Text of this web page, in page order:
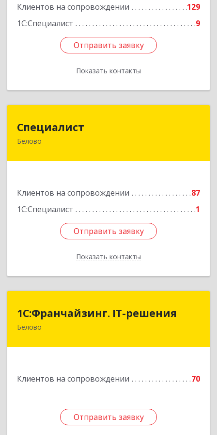
Клиентов на сопровождении
129
1С:Специалист
9
Отправить заявку
Показать контакты
Подробнее
Отправить заявку
Назад
Специалист
Белово
Клиентов на сопровождении
87
1С:Специалист
1
Отправить заявку
Показать контакты
Кемеровская обл, Белово г, Ленина ул, дом №
Отправить заявку
Назад
1С:Франчайзинг. IT-решения
Белово
Клиентов на сопровождении 70
Отправить заявку
1С:Франчайзинг. IT-решения
Отправить заявку